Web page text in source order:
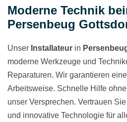
Moderne Technik
Persenbeug
Unser Installateur in
moderne Werkzeuge und
Reparaturen. Wir garantieren
Arbeitsweise. Schnelle Hilfe
unser Versprechen. Vertrauen
und innovative Technologie für